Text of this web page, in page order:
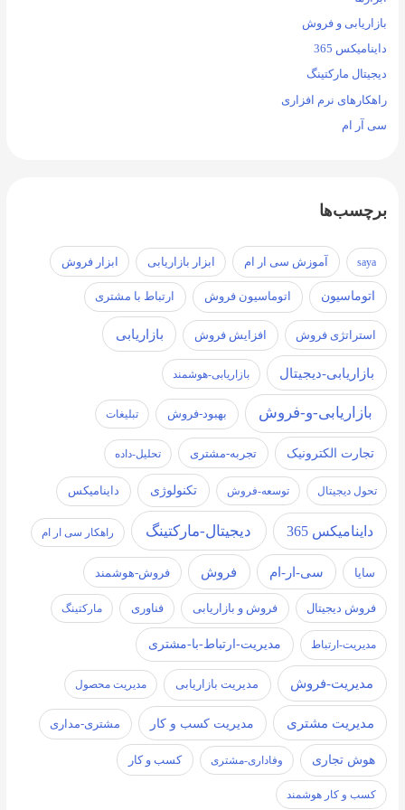
بازاریابی و فروش
داینامیکس 365
دیجیتال مارکتینگ
راهکارهای نرم افزاری
سی آر ام
برچسب‌ها
saya آموزش سی ار ام ابزار بازاریابی ابزار فروش
اتوماسیون اتوماسیون فروش ارتباط با مشتری
استراتژی فروش افزایش فروش بازاریابی
بازاریابی-دیجیتال بازاریابی-هوشمند
بازاریابی-و-فروش بهبود-فروش تبلیغات
تجارت الکترونیک تجربه-مشتری تحلیل-داده
تحول دیجیتال توسعه-فروش تکنولوژی داینامیکس
داینامیکس 365 دیجیتال-مارکتینگ راهکار سی ار ام
سایا سی-ار-ام فروش فروش-هوشمند
فروش دیجیتال فروش و بازاریابی فناوری مارکتینگ
مدیریت-ارتباط مدیریت-ارتباط-با-مشتری
مدیریت-فروش مدیریت بازاریابی مدیریت محصول
مدیریت مشتری مدیریت کسب و کار مشتری-مداری
هوش تجاری وفاداری-مشتری کسب و کار
کسب و کار هوشمند